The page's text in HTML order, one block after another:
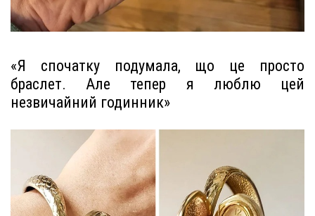
«Я спочатку подумала, що це просто
браслет. Але тепер я люблю цей
незвичайний годинник»